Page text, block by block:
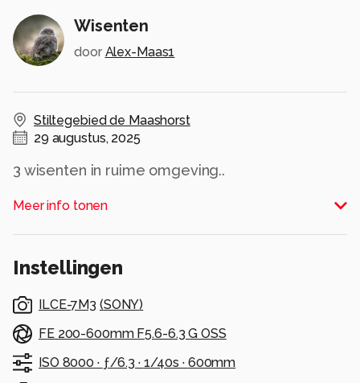
Wisenten
door Alex-Maas1
Stiltegebied de Maashorst
29 augustus, 2025
3 wisenten in ruime omgeving..
Alle rechten voorbehouden
Meer info tonen
Instellingen
ILCE-7M3 (SONY)
FE 200-600mm F5.6-6.3 G OSS
ISO 8000 · ƒ/6.3 · 1/40s · 600mm